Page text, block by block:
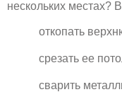
нескольких местах?
откопать
срезать ее
сварить